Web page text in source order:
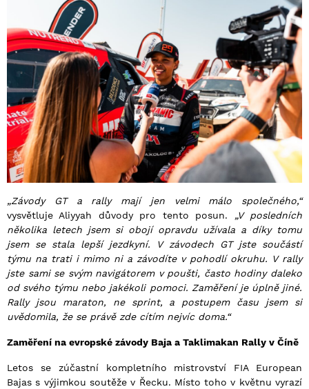
„Závody GT a rally mají jen velmi málo společného,“
vysvětluje Aliyyah důvody pro tento posun. „V posledních
několika letech jsem si obojí opravdu užívala a díky tomu
jsem se stala lepší jezdkyní. V závodech GT jste součástí
týmu na trati i mimo ni a závodíte v pohodlí okruhu. V rally
jste sami se svým navigátorem v poušti, často hodiny daleko
od svého týmu nebo jakékoli pomoci. Zaměření je úplně jiné.
Rally jsou maraton, ne sprint, a postupem času jsem si
uvědomila, že se právě zde cítím nejvíc doma.“
Zaměření na evropské závody Baja a Taklimakan Rally v Číně
Letos se zúčastní kompletního mistrovství FIA European
Bajas s výjimkou soutěže v Řecku. Místo toho v květnu vyrazí